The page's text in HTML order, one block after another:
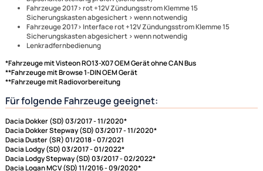
ACV Adapterkabel (blaue Box) und Connects2
Lenkradinterface adaptiert auf Clarion
Lenkradfernbedienungsadapter Dacia / Nissan /
Renault / Smart
Hinweise / Legende
analog
Dipschalterstellung prüfen (siehe BDA)
Fahrzeuge 2017> rot +12V Zündungsstrom Klemme 15
Sicherungskasten abgesichert > wenn notwendig
Fahrzeuge 2017> Interface rot +12V Zündungsstrom Klemme 15
Sicherungskasten abgesichert > wenn notwendig